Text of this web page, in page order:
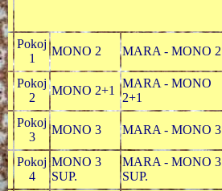
Pokoj
1
MONO 2 MARA - MONO 2
Pokoj
2
MONO 2+1
MARA - MONO
2+1
Pokoj
3
MONO 3 MARA - MONO 3
Pokoj
4
MONO 3
SUP.
MARA - MONO 3
SUP.